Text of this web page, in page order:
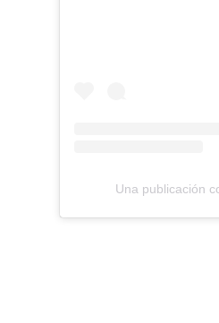
Una publicación